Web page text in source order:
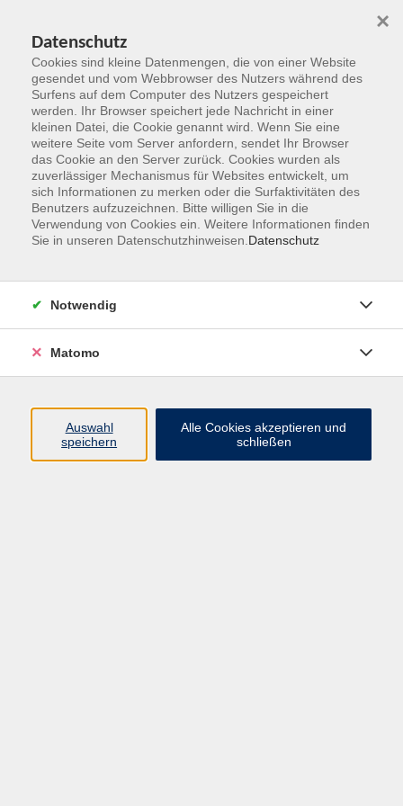
Zum Hauptinhalt springen
Der Kurs konnte nicht gefunden werden.
Erich-Kästner-Str. 5
65232 Taunusstein
info@vhs-rtk.de
Tel: 06128-92770
Datenschutz
Cookies sind kleine Datenmengen, die von einer Website
gesendet und vom Webbrowser des Nutzers während des
Surfens auf dem Computer des Nutzers gespeichert
werden. Ihr Browser speichert jede Nachricht in einer
kleinen Datei, die Cookie genannt wird. Wenn Sie eine
weitere Seite vom Server anfordern, sendet Ihr Browser
das Cookie an den Server zurück. Cookies wurden als
zuverlässiger Mechanismus für Websites entwickelt, um
sich Informationen zu merken oder die Surfaktivitäten des
Benutzers aufzuzeichnen. Bitte willigen Sie in die
Verwendung von Cookies ein. Weitere Informationen finden
Sie in unseren Datenschutzhinweisen. Datenschutz
×
Notwendig
Matomo
Auswahl
speichern
Alle Cookies akzeptieren und
schließen